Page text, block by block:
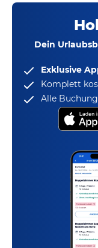
Dein
Exklusive
Komplett
Alle